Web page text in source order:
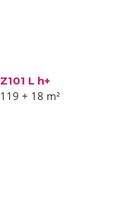
Z101 L h+
119 + 18 m²